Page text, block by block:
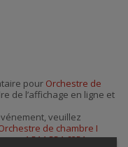
pour Orchestre de
de l’affichage en ligne et
veuillez
de chambre I
au+1 514-554-6251.